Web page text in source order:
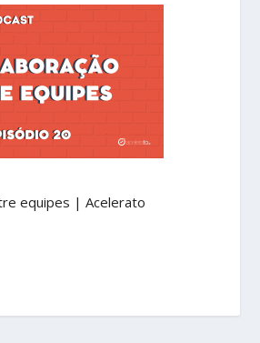
equipes | Acelerato